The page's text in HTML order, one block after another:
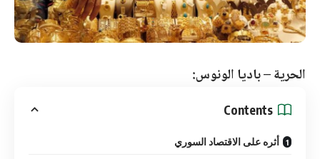
الحرية – باديا الونوس:
Contents
أثره على الاقتصاد السوري